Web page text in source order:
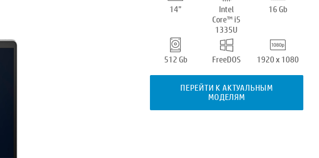
14”
Intel
Core™ i5
1335U
16 Gb
512 Gb FreeDOS 1920 x 1080
ПЕРЕЙТИ К АКТУАЛЬНЫМ
МОДЕЛЯМ